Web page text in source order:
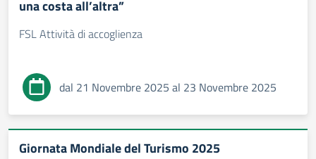
una costa all’altra”
FSL Attività di accoglienza
dal 21 Novembre 2025 al 23 Novembre 2025
Giornata Mondiale del Turismo 2025